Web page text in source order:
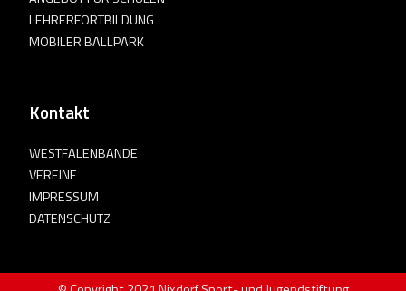
LEHRERFORTBILDUNG
MOBILER BALLPARK
Kontakt
WESTFALENBANDE
VEREINE
IMPRESSUM
DATENSCHUTZ